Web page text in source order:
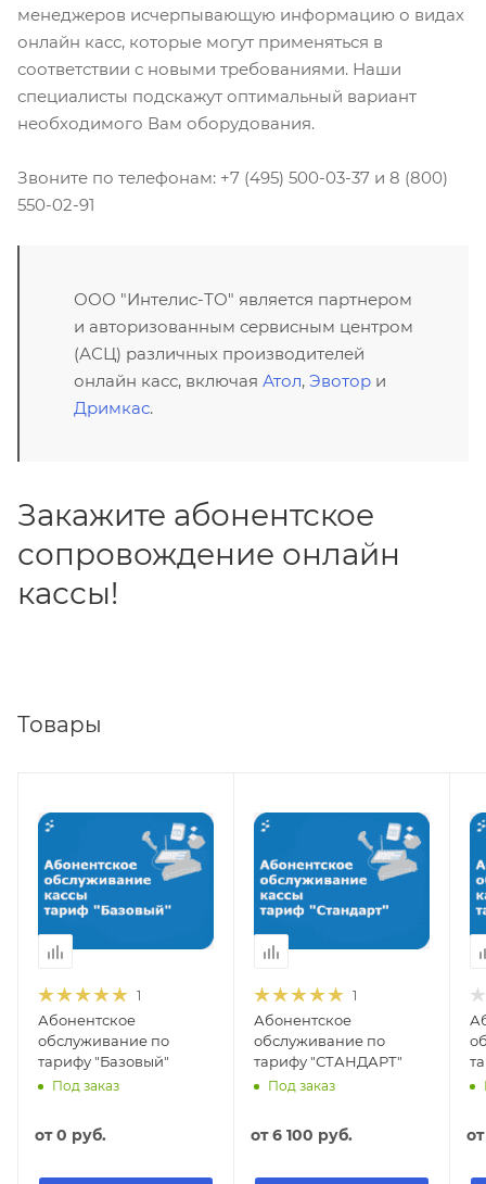
менеджеров исчерпывающую информацию о видах
онлайн касс, которые могут применяться в
соответствии с новыми требованиями. Наши
специалисты подскажут оптимальный вариант
необходимого Вам оборудования.
Звоните по телефонам: +7 (495) 500-03-37 и 8 (800)
550-02-91
ООО "Интелис-ТО" является партнером
и авторизованным сервисным центром
(АСЦ) различных производителей
онлайн касс, включая Атол, Эвотор и
Дримкас.
Закажите абонентское
сопровождение онлайн
кассы!
Товары
1
Абонентское
обслуживание по
тарифу "Базовый"
Под заказ
от0 руб.
1
Абонентское
обслуживание по
тарифу "СТАНДАРТ"
Под заказ
от6 100 руб.